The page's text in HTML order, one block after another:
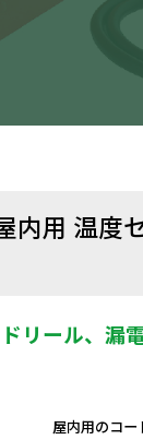
内用 温度
リール、漏
屋内用のコー